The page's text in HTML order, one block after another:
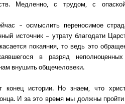
Медленно, с трудом, с
– осмыслить переносимое
источник – утрату благодати
покаяния, то ведь это
в разряд
внушить общечеловеки.
истории. Но знаем, что
И за это время мы должны пройти